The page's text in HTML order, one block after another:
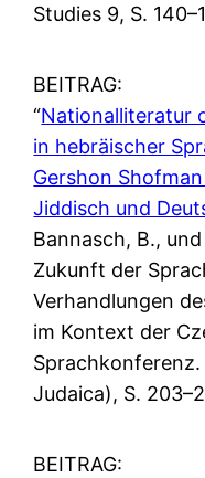
Studies 9, S.
BEITRAG:
“Nationalliteratur
in hebräischer
Gershon
Jiddisch und
Bannasch, B.,
Zukunft der
Verhandlungen
im Kontext der
Judaica), S.
BEITRAG: